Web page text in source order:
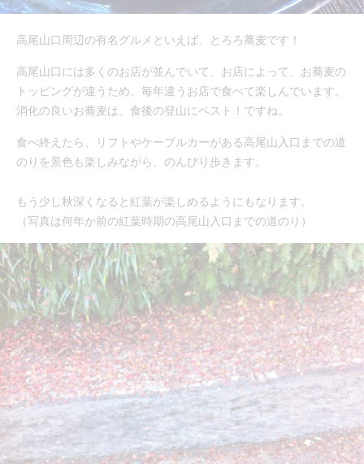
高尾山口周辺の有名グルメといえば、とろろ蕎麦です！
高尾山口には多くのお店が並んでいて、お店によって、お蕎麦の
トッピングが違うため、毎年違うお店で食べて楽しんでいます。
消化の良いお蕎麦は、食後の登山にベスト！ですね。
食べ終えたら、リフトやケーブルカーがある高尾山入口までの道
のりを景色も楽しみながら、のんびり歩きます。
もう少し秋深くなると紅葉が楽しめるようにもなります。
（写真は何年か前の紅葉時期の高尾山入口までの道のり）